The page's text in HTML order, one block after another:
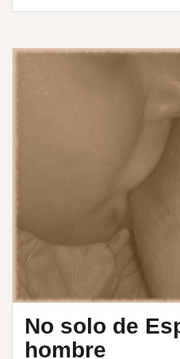
No solo de
hombre